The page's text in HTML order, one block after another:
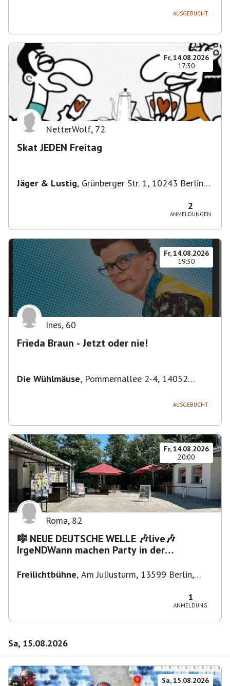
AUSGEBUCHT
Fr, 14.08.2026
17:30
NetterWolf, 72
Skat JEDEN Freitag
Jäger & Lustig, Grünberger Str. 1, 10243 Berlin-
2
ANMELDUNGEN
Fr, 14.08.2026
19:30
Ines, 60
Frieda Braun - Jetzt oder nie!
Die Wühlmäuse, Pommernallee 2-4, 14052
AUSGEBUCHT
Fr, 14.08.2026
20:00
Roma, 82
🎼 NEUE DEUTSCHE WELLE 🎶live🎶
IrgeNDWann machen Party in der
Freilichtbühne, Am Juliusturm, 13599 Berlin,
1
ANMELDUNG
Sa, 15.08.2026
Sa, 15.08.2026